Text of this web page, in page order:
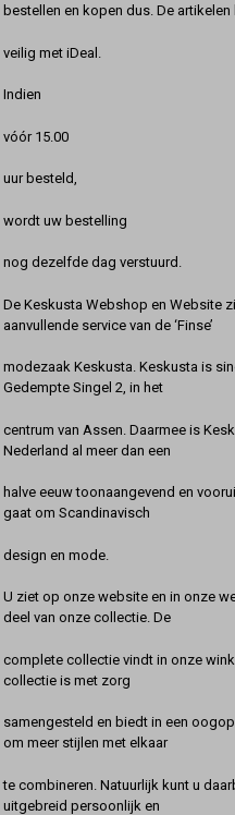
bestellen en kopen dus. De artikelen
veilig met iDeal.
Indien
vóór 15.00
uur besteld,
wordt uw bestelling
nog dezelfde dag verstuurd.
De Keskusta Webshop en Website
aanvullende service van de ‘Finse’
modezaak Keskusta. Keskusta is
Gedempte Singel 2, in het
centrum van Assen. Daarmee is
Nederland al meer dan een
halve eeuw toonaangevend en
gaat om Scandinavisch
design en mode.
U ziet op onze website en in onze
deel van onze collectie. De
complete collectie vindt in onze
collectie is met zorg
samengesteld en biedt in een
om meer stijlen met elkaar
te combineren. Natuurlijk kunt u
uitgebreid persoonlijk en